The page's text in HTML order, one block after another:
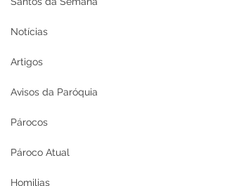
Notícias
Artigos
Avisos da Paróquia
Párocos
Pároco Atual
Homilias